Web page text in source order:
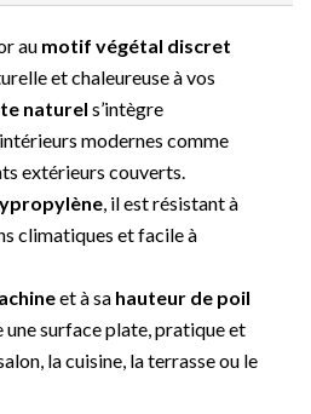
au motif végétal discret
et chaleureuse à vos
naturel s’intègre
modernes comme
extérieurs couverts.
, il est résistant à
climatiques et facile à
et à sa hauteur de poil
une surface plate, pratique et
la cuisine, la terrasse ou le